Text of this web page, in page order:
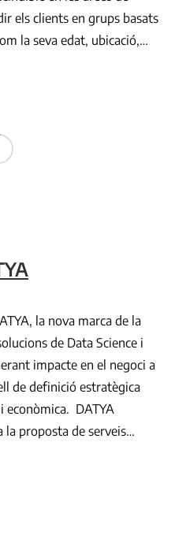
els clients en grups basats
la seva edat, ubicació,…
la nova marca de la
de Data Science i
impacte en el negoci a
de definició estratègica
econòmica. DATYA
la proposta de serveis…